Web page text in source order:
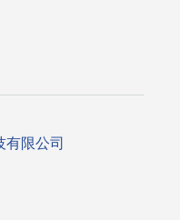
有限公司